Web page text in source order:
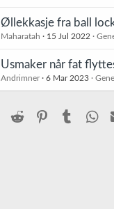
Øllekkasje fra ball
Maharatah 15 Jul 2022
Usmaker når fat
Andrimner 6 Mar 2023
Facebook
Reddit PinterestTumblr